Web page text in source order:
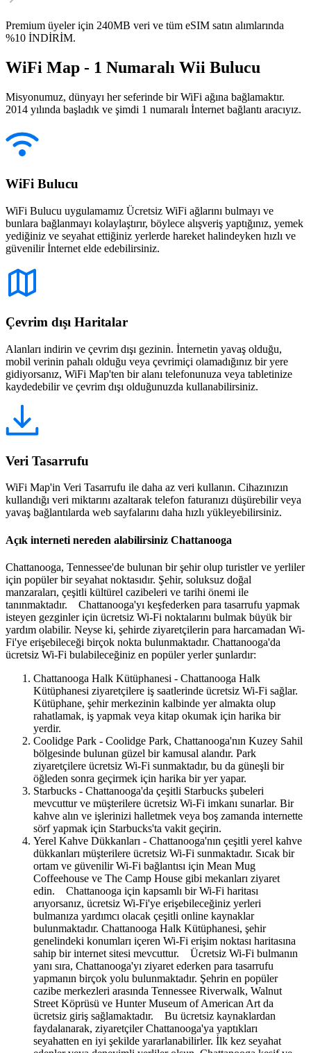
Premium üyeler için 240MB veri ve tüm eSIM satın alımlarında
%10 İNDİRİM.
WiFi Map - 1 Numaralı Wii Bulucu
Misyonumuz, dünyayı her seferinde bir WiFi ağına bağlamaktır.
2014 yılında başladık ve şimdi 1 numaralı İnternet bağlantı aracıyız.
WiFi Bulucu
WiFi Bulucu uygulamamız Ücretsiz WiFi ağlarını bulmayı ve
bunlara bağlanmayı kolaylaştırır, böylece alışveriş yaptığınız, yemek
yediğiniz ve seyahat ettiğiniz yerlerde hareket halindeyken hızlı ve
güvenilir İnternet elde edebilirsiniz.
Çevrim dışı Haritalar
Alanları indirin ve çevrim dışı gezinin. İnternetin yavaş olduğu,
mobil verinin pahalı olduğu veya çevrimiçi olamadığınız bir yere
gidiyorsanız, WiFi Map'ten bir alanı telefonunuza veya tabletinize
kaydedebilir ve çevrim dışı olduğunuzda kullanabilirsiniz.
Veri Tasarrufu
WiFi Map'in Veri Tasarrufu ile daha az veri kullanın. Cihazınızın
kullandığı veri miktarını azaltarak telefon faturanızı düşürebilir veya
yavaş bağlantılarda web sayfalarını daha hızlı yükleyebilirsiniz.
Açık interneti nereden alabilirsiniz Chattanooga
Chattanooga, Tennessee'de bulunan bir şehir olup turistler ve yerliler
için popüler bir seyahat noktasıdır. Şehir, soluksuz doğal
manzaraları, çeşitli kültürel cazibeleri ve tarihi önemi ile
tanınmaktadır. Chattanooga'yı keşfederken para tasarrufu yapmak
isteyen gezginler için ücretsiz Wi-Fi noktalarını bulmak büyük bir
yardım olabilir. Neyse ki, şehirde ziyaretçilerin para harcamadan Wi-
Fi'ye erişebileceği birçok nokta bulunmaktadır. Chattanooga'da
ücretsiz Wi-Fi bulabileceğiniz en popüler yerler şunlardır:
Chattanooga Halk Kütüphanesi - Chattanooga Halk
Kütüphanesi ziyaretçilere iş saatlerinde ücretsiz Wi-Fi sağlar.
Kütüphane, şehir merkezinin kalbinde yer almakta olup
rahatlamak, iş yapmak veya kitap okumak için harika bir
yerdir.
Coolidge Park - Coolidge Park, Chattanooga'nın Kuzey Sahil
bölgesinde bulunan güzel bir kamusal alandır. Park
ziyaretçilere ücretsiz Wi-Fi sunmaktadır, bu da güneşli bir
öğleden sonra geçirmek için harika bir yer yapar.
Starbucks - Chattanooga'da çeşitli Starbucks şubeleri
mevcuttur ve müşterilere ücretsiz Wi-Fi imkanı sunarlar. Bir
kahve alın ve işlerinizi halletmek veya boş zamanda internette
sörf yapmak için Starbucks'ta vakit geçirin.
Yerel Kahve Dükkanları - Chattanooga'nın çeşitli yerel kahve
dükkanları müşterilere ücretsiz Wi-Fi sunmaktadır. Sıcak bir
ortam ve güvenilir Wi-Fi bağlantısı için Mean Mug
Coffeehouse ve The Camp House gibi mekanları ziyaret
edin. Chattanooga için kapsamlı bir Wi-Fi haritası
arıyorsanız, ücretsiz Wi-Fi'ye erişebileceğiniz yerleri
bulmanıza yardımcı olacak çeşitli online kaynaklar
bulunmaktadır. Chattanooga Halk Kütüphanesi, şehir
genelindeki konumları içeren Wi-Fi erişim noktası haritasına
sahip bir internet sitesi mevcuttur. Ücretsiz Wi-Fi bulmanın
yanı sıra, Chattanooga'yı ziyaret ederken para tasarrufu
yapmanın birçok yolu bulunmaktadır. Şehrin en popüler
cazibe merkezleri arasında Tennessee Riverwalk, Walnut
Street Köprüsü ve Hunter Museum of American Art da
ücretsiz giriş sağlamaktadır. Bu ücretsiz kaynaklardan
faydalanarak, ziyaretçiler Chattanooga'ya yaptıkları
seyahatten en iyi şekilde yararlanabilirler. İlk kez seyahat